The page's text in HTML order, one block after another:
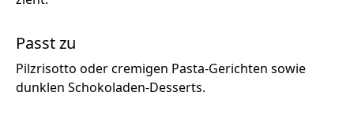
Passt zu
Pilzrisotto oder cremigen Pasta-Gerichten sowie
dunklen Schokoladen-Desserts.